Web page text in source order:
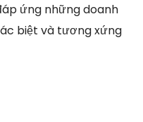
ứng những doanh
biệt và tương xứng